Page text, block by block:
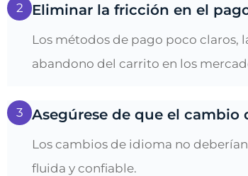
2 Eliminar la fricción en el
Los métodos de pago poco claros,
abandono del carrito en los
3 Asegúrese de que el cambio
Los cambios de idioma no
fluida y confiable.